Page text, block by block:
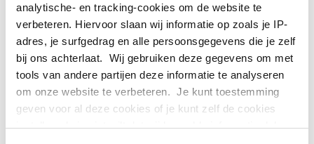
analytische- en tracking-cookies om de website te
verbeteren. Hiervoor slaan wij informatie op zoals je IP-
adres, je surfgedrag en alle persoonsgegevens die je zelf
bij ons achterlaat. Wij gebruiken deze gegevens om met
tools van andere partijen deze informatie te analyseren
om onze website te verbeteren. Je kunt toestemming
geven voor al deze cookies of je kunt zelf de cookies
instellen als je niet wilt dat wij bepaalde informatie delen.
extrusieproducten van Europese leveranciers vooral in
Europa worden verhandeld. Bij een aantal extrudeurs is de
levertijd korter geworden, dat gaf druk op de
(omwerkings)prijs.
In het afgelopen half jaar is de LME-koers ook wat gezakt,
alhoewel de koers de laatste 3-4 weken vrij constant is: zo